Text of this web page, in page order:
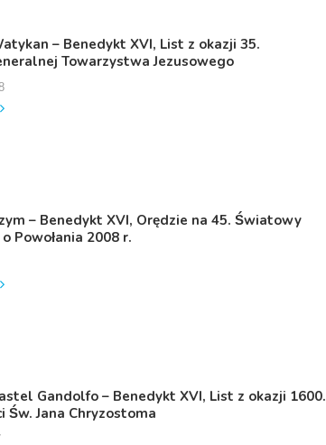
– Benedykt XVI, List z okazji 35.
Towarzystwa Jezusowego
– Benedykt XVI, Orędzie na 45. Światowy
Powołania 2008 r.
Gandolfo – Benedykt XVI, List z okazji 1600.
Św. Jana Chryzostoma